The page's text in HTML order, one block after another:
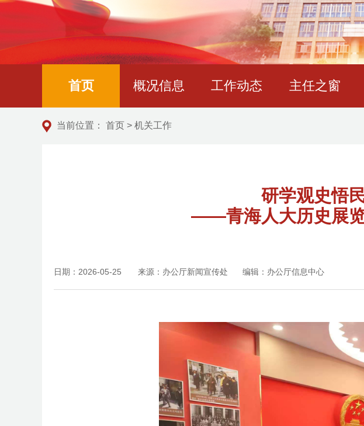
首页 概况信息 工作动态 主任之窗
当前位置： 首页 > 机关工作
研学观史悟
——青海人大历史展
日期：2026-05-25 来源：办公厅新闻宣传处 编辑：办公厅信息中心